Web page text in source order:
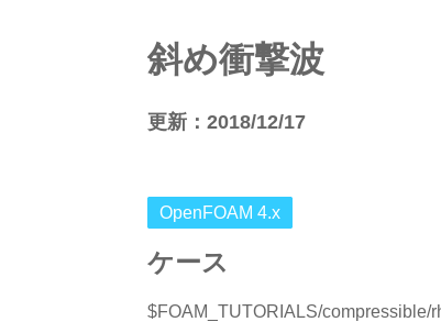
斜め衝撃波
更新：2018/12/17
OpenFOAM 4.x
ケース
$FOAM_TUTORIALS/compressible/